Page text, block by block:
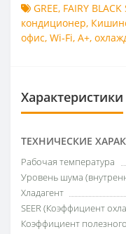
GREE, FAIRY BLACK
кондиционер,
офис, Wi‑Fi, A+,
Характеристики
ТЕХНИЧЕСКИЕ
Рабочая температура
Уровень шума
Хладагент
SEER (Коэффициент
Коэффициент